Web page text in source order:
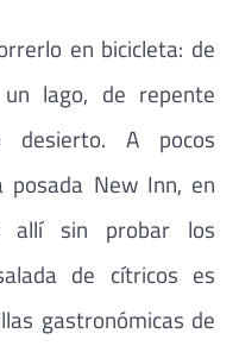
en bicicleta: de
lago, de repente
desierto. A pocos
New Inn, en
allí sin probar los
de cítricos es
gastronómicas de